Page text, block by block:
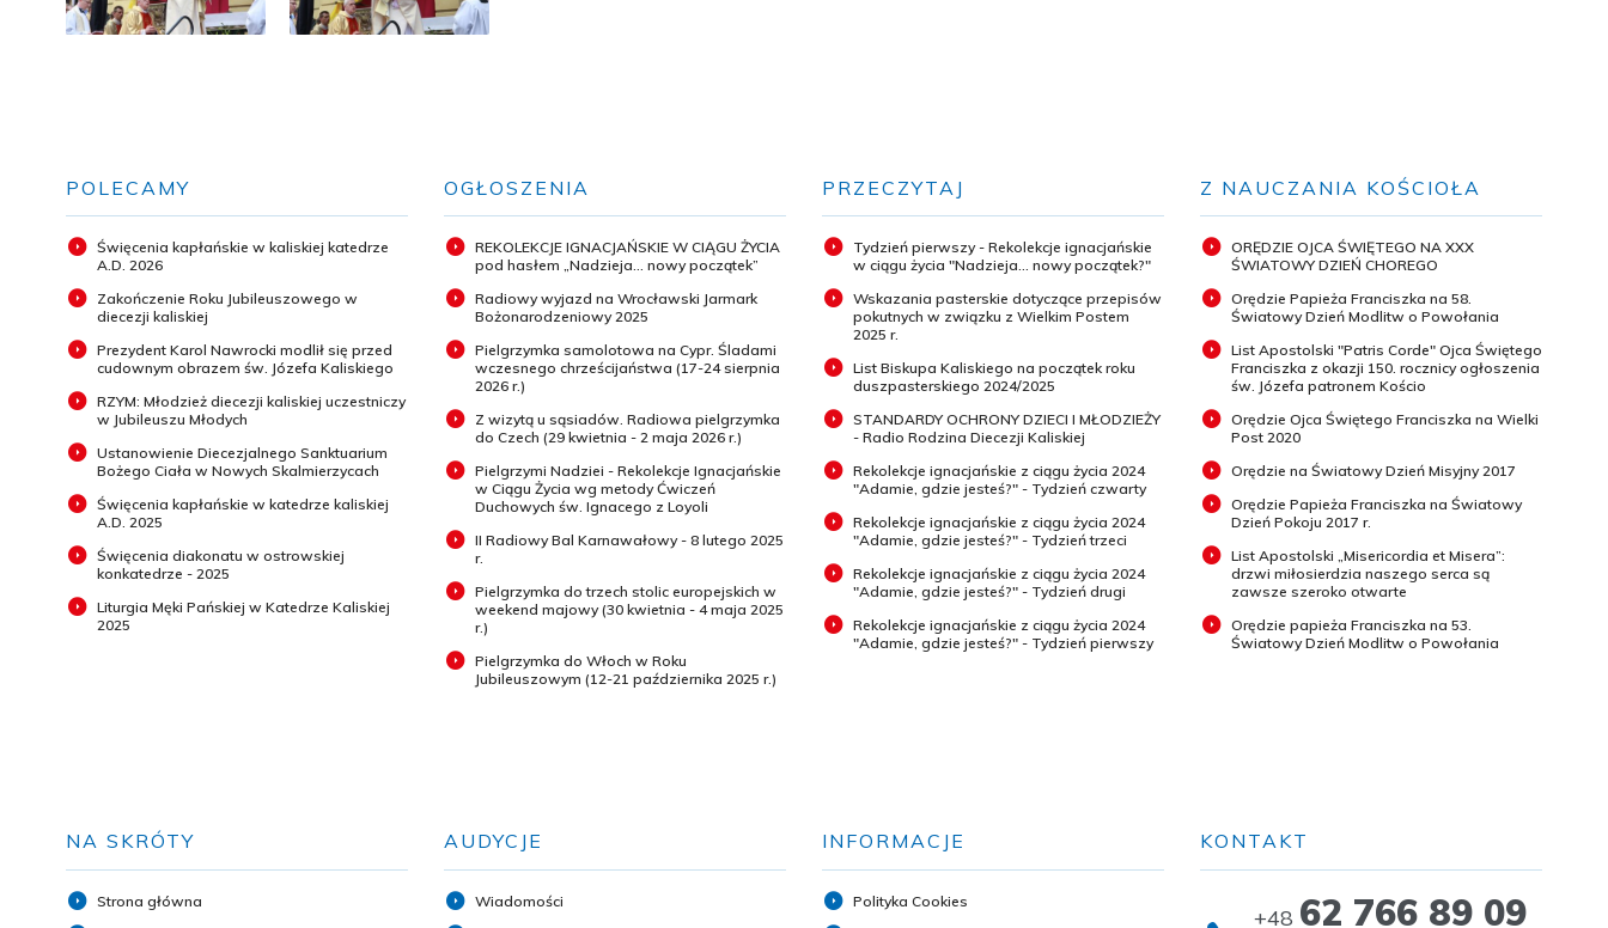
POLECAMY
Święcenia kapłańskie w kaliskiej katedrze
A.D. 2026
Zakończenie Roku Jubileuszowego w
diecezji kaliskiej
Prezydent Karol Nawrocki modlił się przed
cudownym obrazem św. Józefa Kaliskiego
RZYM: Młodzież diecezji kaliskiej uczestniczy
w Jubileuszu Młodych
Ustanowienie Diecezjalnego Sanktuarium
Bożego Ciała w Nowych Skalmierzycach
Święcenia kapłańskie w katedrze kaliskiej
A.D. 2025
Święcenia diakonatu w ostrowskiej
konkatedrze - 2025
Liturgia Męki Pańskiej w Katedrze Kaliskiej
2025
OGŁOSZENIA
REKOLEKCJE IGNACJAŃSKIE W CIĄGU ŻYCIA
pod hasłem „Nadzieja... nowy początek”
Radiowy wyjazd na Wrocławski Jarmark
Bożonarodzeniowy 2025
Pielgrzymka samolotowa na Cypr. Śladami
wczesnego chrześcijaństwa (17-24 sierpnia
2026 r.)
Z wizytą u sąsiadów. Radiowa pielgrzymka
do Czech (29 kwietnia - 2 maja 2026 r.)
Pielgrzymi Nadziei - Rekolekcje Ignacjańskie
w Ciągu Życia wg metody Ćwiczeń
Duchowych św. Ignacego z Loyoli
II Radiowy Bal Karnawałowy - 8 lutego 2025
r.
Pielgrzymka do trzech stolic europejskich w
weekend majowy (30 kwietnia - 4 maja 2025
r.)
Pielgrzymka do Włoch w Roku
Jubileuszowym (12-21 października 2025 r.)
PRZECZYTAJ
Tydzień pierwszy - Rekolekcje ignacjańskie
w ciągu życia "Nadzieja... nowy początek?"
Wskazania pasterskie dotyczące przepisów
pokutnych w związku z Wielkim Postem
2025 r.
List Biskupa Kaliskiego na początek roku
duszpasterskiego 2024/2025
STANDARDY OCHRONY DZIECI I MŁODZIEŻY
- Radio Rodzina Diecezji Kaliskiej
Rekolekcje ignacjańskie z ciągu życia 2024
"Adamie, gdzie jesteś?" - Tydzień czwarty
Rekolekcje ignacjańskie z ciągu życia 2024
"Adamie, gdzie jesteś?" - Tydzień trzeci
Rekolekcje ignacjańskie z ciągu życia 2024
"Adamie, gdzie jesteś?" - Tydzień drugi
Rekolekcje ignacjańskie z ciągu życia 2024
"Adamie, gdzie jesteś?" - Tydzień pierwszy
Z NAUCZANIA KOŚCIOŁA
ORĘDZIE OJCA ŚWIĘTEGO NA XXX
ŚWIATOWY DZIEŃ CHOREGO
Orędzie Papieża Franciszka na 58.
Światowy Dzień Modlitw o Powołania
List Apostolski "Patris Corde" Ojca Świętego
Franciszka z okazji 150. rocznicy ogłoszenia
św. Józefa patronem Kościo
Orędzie Ojca Świętego Franciszka na Wielki
Post 2020
Orędzie na Światowy Dzień Misyjny 2017
Orędzie Papieża Franciszka na Światowy
Dzień Pokoju 2017 r.
List Apostolski „Misericordia et Misera”:
drzwi miłosierdzia naszego serca są
zawsze szeroko otwarte
Orędzie papieża Franciszka na 53.
Światowy Dzień Modlitw o Powołania
NA SKRÓTY
Strona główna
AUDYCJE
Wiadomości
INFORMACJE
Polityka Cookies
KONTAKT
+48 62 766 89 09